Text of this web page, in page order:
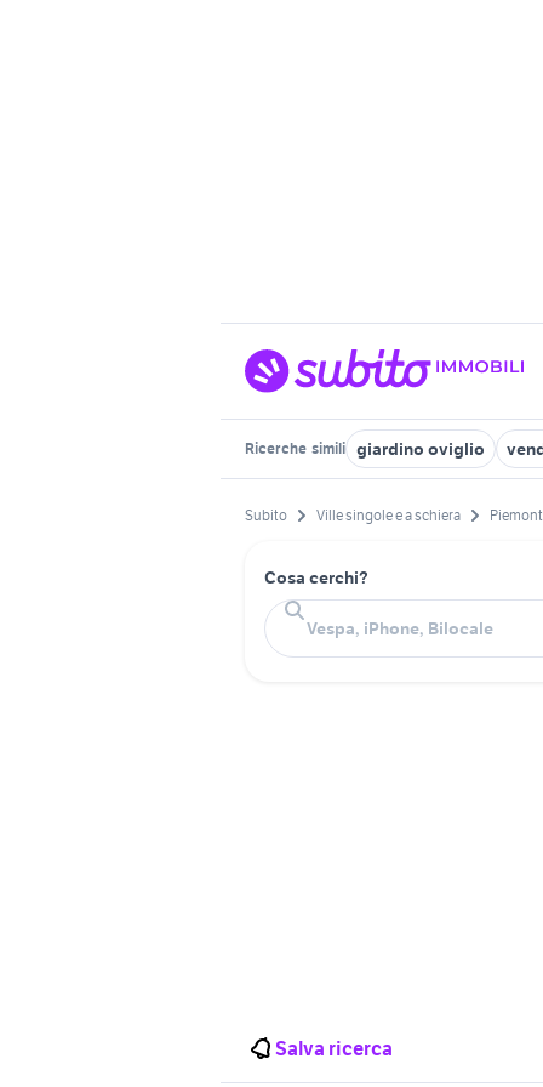
Ricerche simili giardino oviglio
Subito Ville singole e a schiera
Cosa cerchi?
Salva ricerca